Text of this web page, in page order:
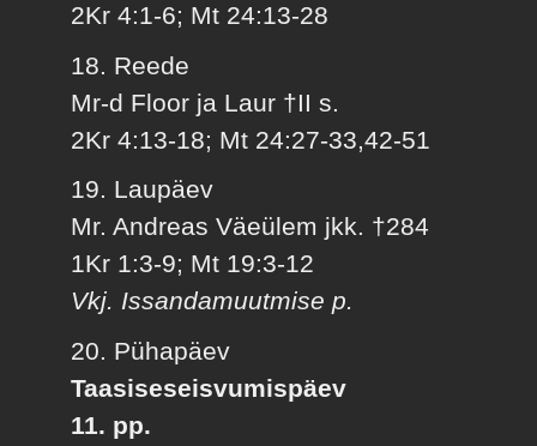
2Kr 4:1-6; Mt 24:13-28
18. Reede
Mr-d Floor ja Laur †II s.
2Kr 4:13-18; Mt 24:27-33,42-51
19. Laupäev
Mr. Andreas Väeülem jkk. †284
1Kr 1:3-9; Mt 19:3-12
Vkj. Issandamuutmise p.
20. Pühapäev
Taasiseseisvumispäev
11. pp.